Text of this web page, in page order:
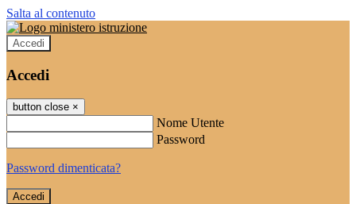
Salta al contenuto
Accedi
Accedi
button close ×
Nome Utente
Password
Password dimenticata?